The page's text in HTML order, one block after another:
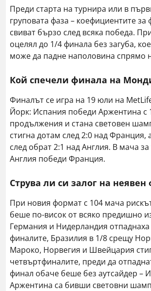
Преди старта на турнира или в
груповата фаза – коефициентите за
свиват бързо след всяка победа.
оцелял до 1/4 финала без загуба,
може да падне наполовина спрямо
Кой спечели финала на
Финалът се игра на 19 юли на
Йорк: Испания победи Аржентина с
продължения и стана световен
стигна дотам след 2:0 над Франция,
след обрат 2:1 над Англия. В мача
Англия победи Франция.
Струва ли си залог на неявен
При новия формат с 104 мача
беше по-висок от всяко предишно
Германия и Нидерландия отпаднаха
финалите, Бразилия в 1/8 срещу
Мароко, Норвегия и Швейцария
четвъртфиналите, преди да
финал обаче беше без аутсайдер –
Аржентина са бивши световни